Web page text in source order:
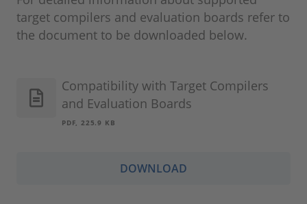
target compilers and evaluation boards refer to
the document to be downloaded below.
Compatibility with Target Compilers
and Evaluation Boards
PDF, 225.9 KB
DOWNLOAD